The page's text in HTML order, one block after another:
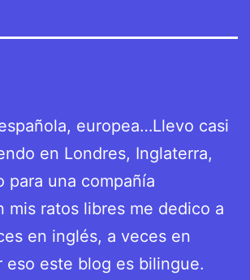
europea…Llevo casi
en Londres, Inglaterra,
para una compañía
mis ratos libres me dedico a
en inglés, a veces en
eso este blog es bilingue.